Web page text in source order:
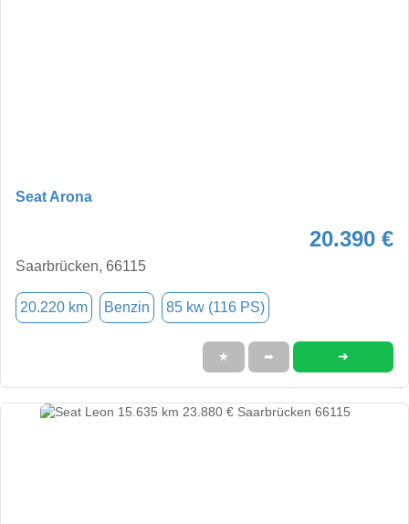
Seat Arona
20.390 €
Saarbrücken, 66115
20.220 km Benzin 85 kw (116 PS)
★ ➦ ➜